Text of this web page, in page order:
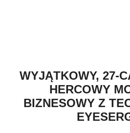
WYJĄTKOWY, 27-
HERCOWY
BIZNESOWY Z